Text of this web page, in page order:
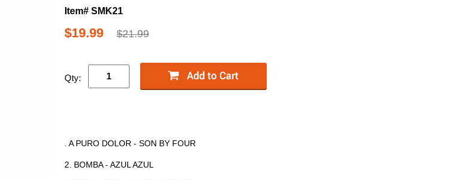
Item# SMK21
$19.99 $21.99
Qty:
. A PURO DOLOR - SON BY FOUR
2. BOMBA - AZUL AZUL